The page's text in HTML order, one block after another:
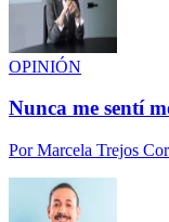
OPINIÓN
Nunca me sentí
PorMarcela Trejos